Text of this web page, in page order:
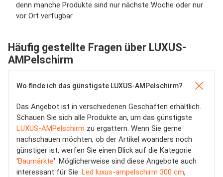
denn manche Produkte sind nur nächste Woche oder nur
vor Ort verfügbar.
Häufig gestellte Fragen über LUXUS-
AMPelschirm
Wo finde ich das günstigste LUXUS-AMPelschirm?
Das Angebot ist in verschiedenen Geschäften erhältlich.
Schauen Sie sich alle Produkte an, um das günstigste
LUXUS-AMPelschirm zu ergattern. Wenn Sie gerne
nachschauen möchten, ob der Artikel woanders noch
günstiger ist, werfen Sie einen Blick auf die Kategorie
'Baumärkte'. Möglicherweise sind diese Angebote auch
interessant für Sie: Led luxus-ampelschirm 300 cm,